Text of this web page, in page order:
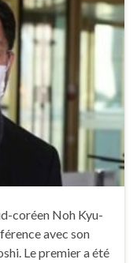
coréen Noh Kyu-
avec son
Le premier a été